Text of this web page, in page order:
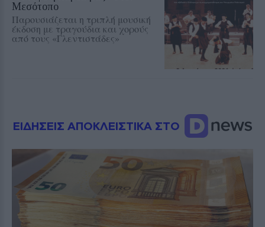
Μεσότοπο
Παρουσιάζεται η τριπλή μουσική
έκδοση με τραγούδια και χορούς
από τους «Γλεντιστάδες»
ΕΙΔΗΣΕΙΣ ΑΠΟΚΛΕΙΣΤΙΚΑ ΣΤΟ